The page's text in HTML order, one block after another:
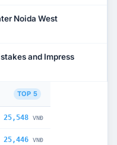
Noida West
and Impress
TOP 5
25,548 VNĐ
25,446 VNĐ